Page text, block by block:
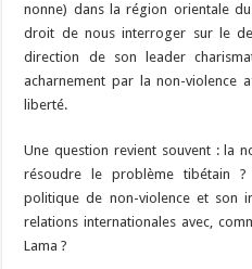
nonne) dans la région orientale
droit de nous interroger sur le
direction de son leader
acharnement par la non-violence
liberté.
Une question revient souvent : la
résoudre le problème tibétain ?
politique de non-violence et son
relations internationales avec,
Lama ?